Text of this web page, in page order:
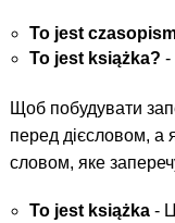
То jest
То jest książka? -
Щоб побудувати
перед дієсловом, а
словом, яке
То jest książka -